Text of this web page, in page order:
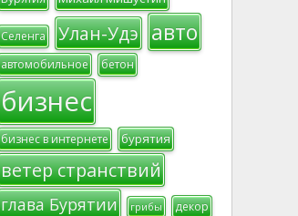
Селенга Улан-Удэ авто
автомобильное бетон
бизнес
бизнес в интернете бурятия
ветер странствий
глава Бурятии грибы декор